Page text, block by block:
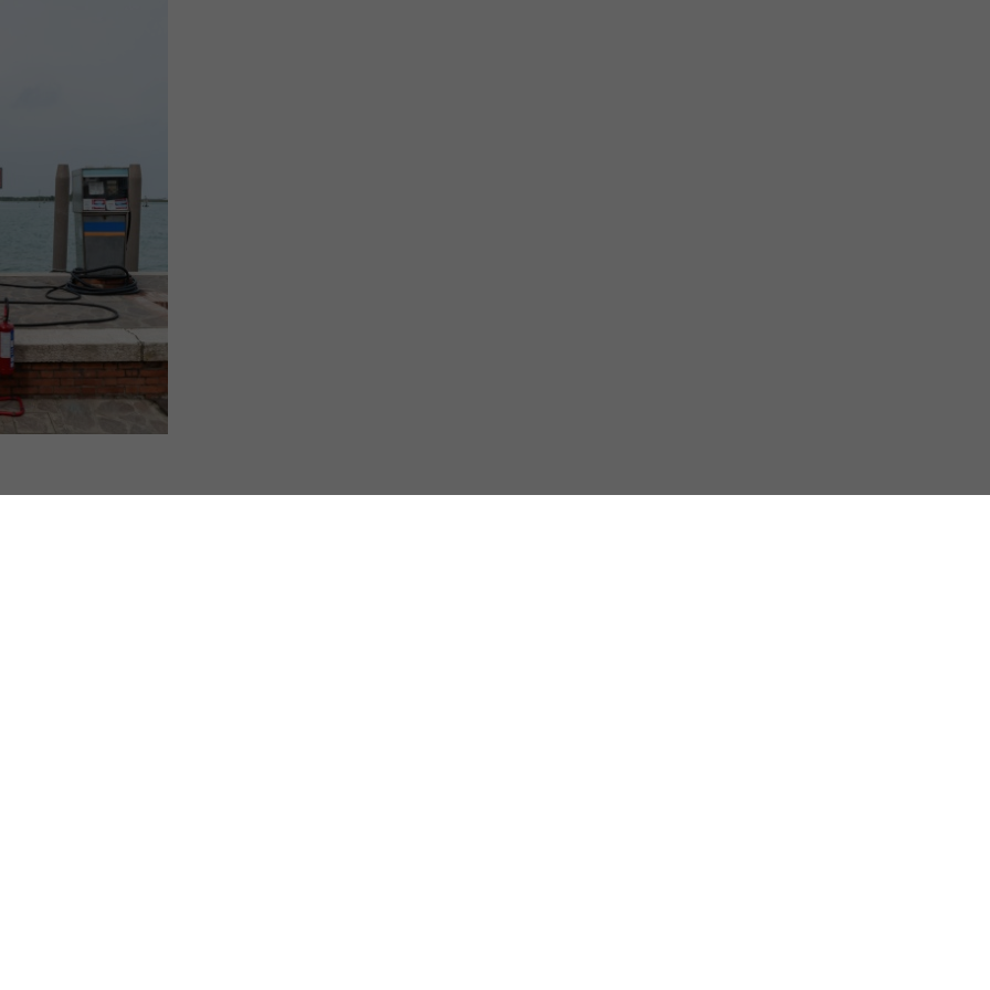
de confidentialité, en garantissant la conformité avec les réglementations. Personnalisez vos préférences pour